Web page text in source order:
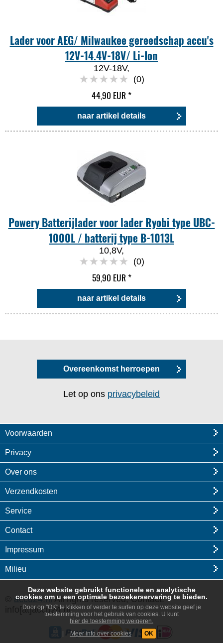
Lader voor AEG/ Milwaukee gereedschap accu's
12V-14.4V-18V/ Li-Ion
12V-18V,
(0)
44,90 EUR*
naar artikel details
Powery Batterijlader voor lader Ryobi type UBC-
1000L / batterij type B-1013L
10,8V,
(0)
59,90 EUR*
naar artikel details
Overeenkomst herroepen
Let op ons privacybeleid
Voorwaarden
Privacy
Over ons
Verzendkosten
Service
Contact
Impressum
Milieu
accu24.nlAll rights reserved, Contact:
info[at]accu24.nl
Deze website gebruikt functionele en analytische
cookies om u een optimale bezoekerservaring te bieden.
Door op "OK" te klikken of verder te surfen op deze website geef je
toestemming voor het gebruik van cookies. U kunt
hier de toestemming weigeren.
Meer info over cookies OK